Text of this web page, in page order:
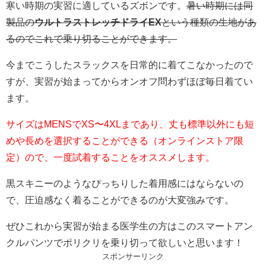
寒い時期の実習に適しているズボンです。 暑い時期には同
製品のウルトラストレッチドライEXという種類の生地があ
るのでこれで乗り切ることができます。
今までこうしたスラックスを日常的に着てこなかったので
すが、実習が始まってからオンオフ問わずほぼ毎日着てい
ます。
サイズはMENSでXS〜4XLまであり、丈も標準以外にも短
めや長めを選択することができる（オンラインストア限
定）ので、一度試着することをオススメします。
黒スキニーのようなぴっちりした着用感にはならないの
で、圧迫感なく着ることができるのが大変強みです。
ぜひこれから実習が始まる医学生の方はこのスマートアン
クルパンツでポリクリを乗り切って欲しいと思います！
スポンサーリンク